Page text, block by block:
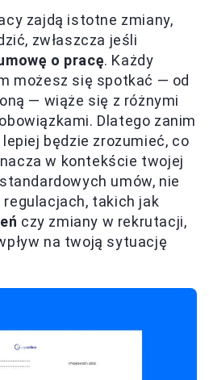
zajdą istotne zmiany,
zwłaszcza jeśli
o pracę. Każdy
możesz się spotkać — od
— wiąże się z różnymi
Dlatego zanim
będzie zrozumieć, co
w kontekście twojej
umów, nie
takich jak
czy zmiany w rekrutacji,
na twoją sytuację